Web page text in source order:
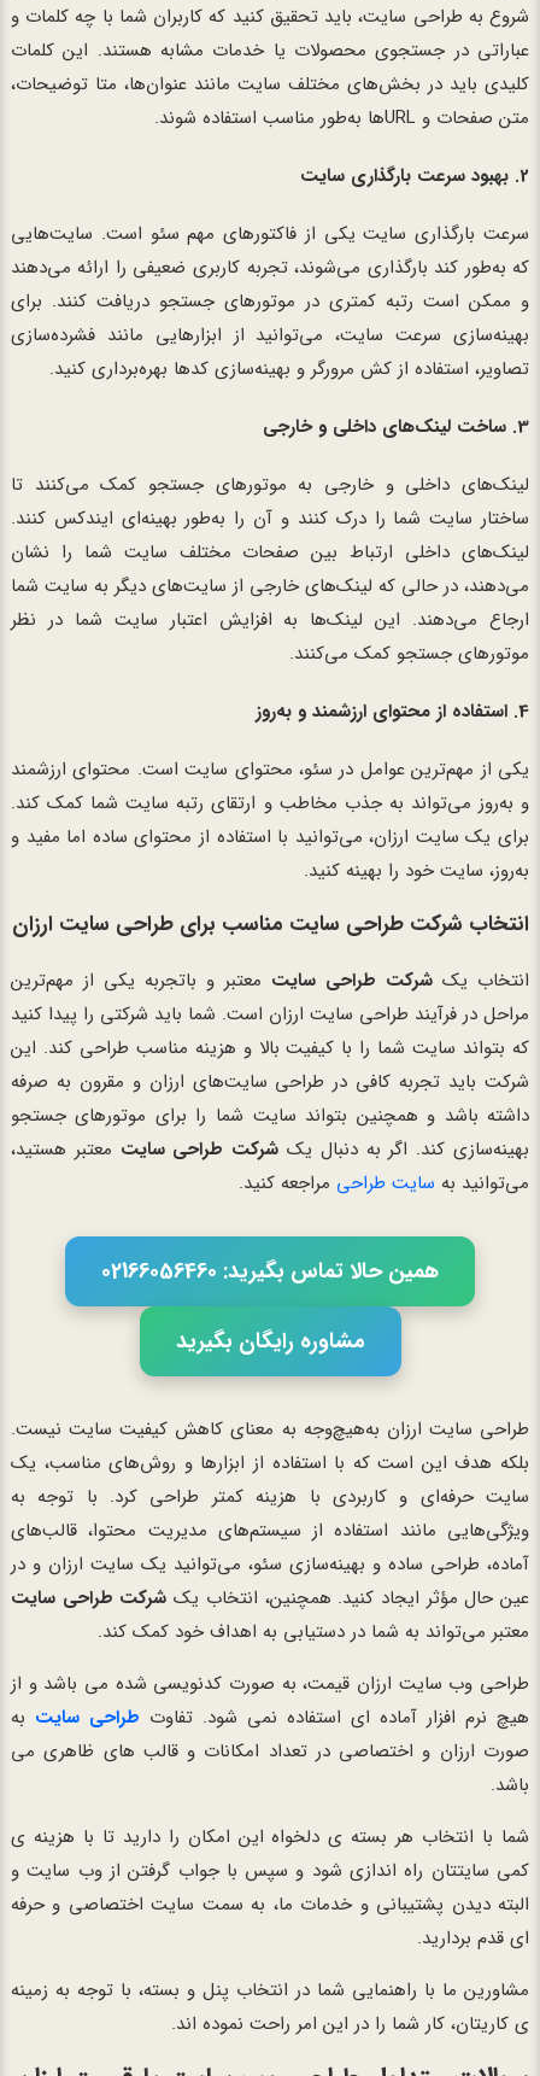
شروع به طراحی سایت، باید تحقیق کنید که کاربران شما با چه کلمات و
عباراتی در جستجوی محصولات یا خدمات مشابه هستند. این کلمات
کلیدی باید در بخش‌های مختلف سایت مانند عنوان‌ها، متا توضیحات،
متن صفحات و URL‌ها به‌طور مناسب استفاده شوند.
2. بهبود سرعت بارگذاری سایت
سرعت بارگذاری سایت یکی از فاکتورهای مهم سئو است. سایت‌هایی
که به‌طور کند بارگذاری می‌شوند، تجربه کاربری ضعیفی را ارائه می‌دهند
و ممکن است رتبه کمتری در موتورهای جستجو دریافت کنند. برای
بهینه‌سازی سرعت سایت، می‌توانید از ابزارهایی مانند فشرده‌سازی
تصاویر، استفاده از کش مرورگر و بهینه‌سازی کدها بهره‌برداری کنید.
3. ساخت لینک‌های داخلی و خارجی
لینک‌های داخلی و خارجی به موتورهای جستجو کمک می‌کنند تا
ساختار سایت شما را درک کنند و آن را به‌طور بهینه‌ای ایندکس کنند.
لینک‌های داخلی ارتباط بین صفحات مختلف سایت شما را نشان
می‌دهند، در حالی که لینک‌های خارجی از سایت‌های دیگر به سایت شما
ارجاع می‌دهند. این لینک‌ها به افزایش اعتبار سایت شما در نظر
موتورهای جستجو کمک می‌کنند.
4. استفاده از محتوای ارزشمند و به‌روز
یکی از مهم‌ترین عوامل در سئو، محتوای سایت است. محتوای ارزشمند
و به‌روز می‌تواند به جذب مخاطب و ارتقای رتبه سایت شما کمک کند.
برای یک سایت ارزان، می‌توانید با استفاده از محتوای ساده اما مفید و
به‌روز، سایت خود را بهینه کنید.
انتخاب شرکت طراحی سایت مناسب برای طراحی سایت ارزان
انتخاب یک شرکت طراحی سایت معتبر و باتجربه یکی از مهم‌ترین
مراحل در فرآیند طراحی سایت ارزان است. شما باید شرکتی را پیدا کنید
که بتواند سایت شما را با کیفیت بالا و هزینه مناسب طراحی کند. این
شرکت باید تجربه کافی در طراحی سایت‌های ارزان و مقرون به صرفه
داشته باشد و همچنین بتواند سایت شما را برای موتورهای جستجو
بهینه‌سازی کند. اگر به دنبال یک شرکت طراحی سایت معتبر هستید،
می‌توانید به سایتطراحی مراجعه کنید.
همین حالا تماس بگیرید: 02166056460
مشاوره رایگان بگیرید
طراحی سایت ارزان به‌هیچ‌وجه به معنای کاهش کیفیت سایت نیست.
بلکه هدف این است که با استفاده از ابزارها و روش‌های مناسب، یک
سایت حرفه‌ای و کاربردی با هزینه کمتر طراحی کرد. با توجه به
ویژگی‌هایی مانند استفاده از سیستم‌های مدیریت محتوا، قالب‌های
آماده، طراحی ساده و بهینه‌سازی سئو، می‌توانید یک سایت ارزان و در
عین حال مؤثر ایجاد کنید. همچنین، انتخاب یک شرکت طراحی سایت
معتبر می‌تواند به شما در دستیابی به اهداف خود کمک کند.
طراحی وب سایت ارزان قیمت، به صورت کدنویسی شده می باشد و از
هیچ نرم افزار آماده ای استفاده نمی شود. تفاوت طراحی سایت به
صورت ارزان و اختصاصی در تعداد امکانات و قالب های ظاهری می
باشد.
شما با انتخاب هر بسته ی دلخواه این امکان را دارید تا با هزینه ی
کمی سایتتان راه اندازی شود و سپس با جواب گرفتن از وب سایت و
البته دیدن پشتیبانی و خدمات ما، به سمت سایت اختصاصی و حرفه
ای قدم بردارید.
مشاورین ما با راهنمایی شما در انتخاب پنل و بسته، با توجه به زمینه
ی کاریتان، کار شما را در این امر راحت نموده اند.